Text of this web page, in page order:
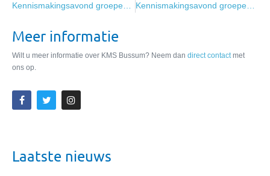
Kennismakingsavond groepen 1/2
Meer informatie
Wilt u meer informatie over KMS Bussum? Neem dan direct contactmet
ons op.
Laatste nieuws